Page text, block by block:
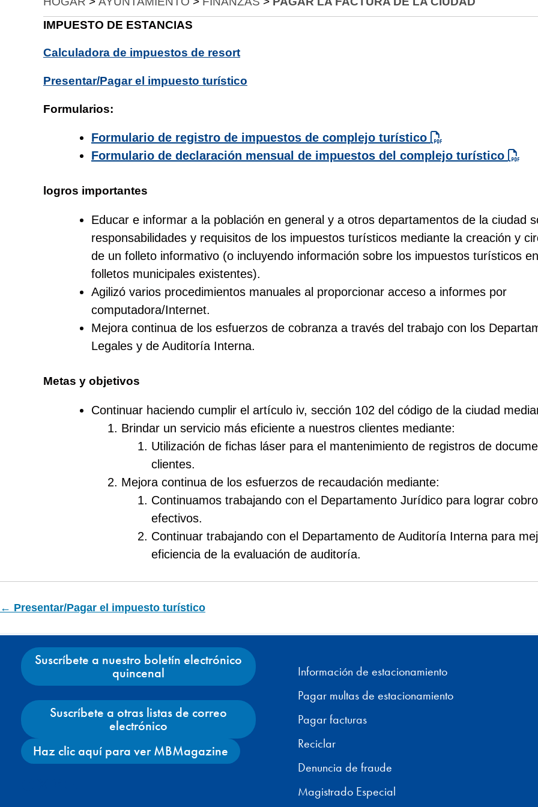
IMPUESTO DE ESTANCIAS
Calculadora de impuestos de resort
Presentar/Pagar el impuesto turístico
Formularios:
Formulario de registro de impuestos de complejo turístico
Formulario de declaración mensual de impuestos del complejo turístico
logros importantes
Educar e informar a la población en general y a otros departamentos de la ciudad
responsabilidades y requisitos de los impuestos turísticos mediante la creación y
de un folleto informativo (o incluyendo información sobre los impuestos turísticos
folletos municipales existentes).
Agilizó varios procedimientos manuales al proporcionar acceso a informes por
computadora/Internet.
Mejora continua de los esfuerzos de cobranza a través del trabajo con los
Legales y de Auditoría Interna.
Metas y objetivos
Continuar haciendo cumplir el artículo iv, sección 102 del código de la ciudad
Brindar un servicio más eficiente a nuestros clientes mediante:
Utilización de fichas láser para el mantenimiento de registros de
clientes.
Mejora continua de los esfuerzos de recaudación mediante:
Continuamos trabajando con el Departamento Jurídico para lograr
efectivos.
Continuar trabajando con el Departamento de Auditoría Interna para
eficiencia de la evaluación de auditoría.
← Presentar/Pagar el impuesto turístico
Suscríbete a nuestro boletín electrónico
quincenal
Suscríbete a otras listas de correo
electrónico
Haz clic aquí para ver MBMagazine
Información de estacionamiento
Pagar multas de estacionamiento
Pagar facturas
Reciclar
Denuncia de fraude
Magistrado Especial